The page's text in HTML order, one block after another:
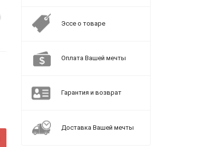
Эссе о товаре
Оплата Вашей мечты
Гарантия и возврат
Доставка Вашей мечты